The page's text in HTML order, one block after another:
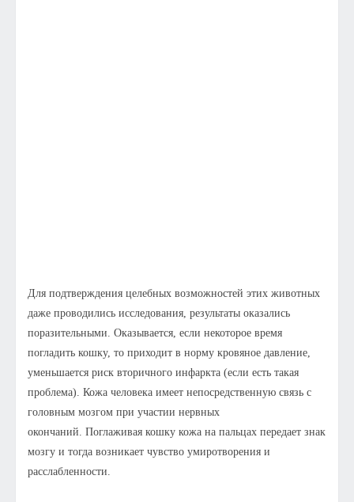
Для подтверждения целебных возможностей этих животных
даже проводились исследования, результаты оказались
поразительными. Оказывается, если некоторое время
погладить кошку, то приходит в норму кровяное давление,
уменьшается риск вторичного инфаркта (если есть такая
проблема). Кожа человека имеет непосредственную связь с
головным мозгом при участии нервных
окончаний. Поглаживая кошку кожа на пальцах передает знак
мозгу и тогда возникает чувство умиротворения и
расслабленности.